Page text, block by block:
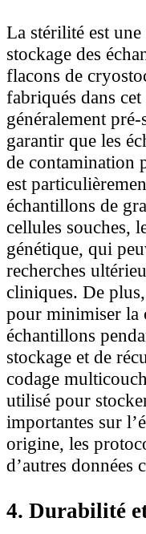
La stérilité est
stockage des
flacons de
fabriqués dans
généralement
garantir que les
de contamination
est
échantillons de
cellules souches,
génétique, qui
recherches
cliniques. De
pour minimiser la
échantillons
stockage et de
codage
utilisé pour
importantes sur
origine, les
d’autres données
4. Durabilité